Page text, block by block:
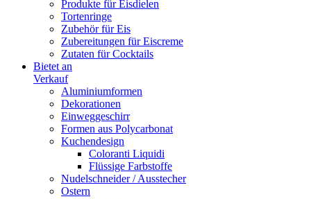
Produkte für Eisdielen
Tortenringe
Zubehör für Eis
Zubereitungen für Eiscreme
Zutaten für Cocktails
Bietet an
Verkauf
Aluminiumformen
Dekorationen
Einweggeschirr
Formen aus Polycarbonat
Kuchendesign
Coloranti Liquidi
Flüssige Farbstoffe
Nudelschneider / Ausstecher
Ostern